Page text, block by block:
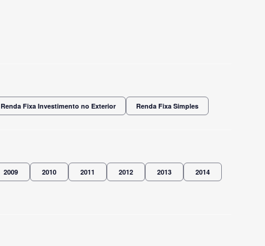
Renda Fixa Investimento no Exterior Renda Fixa Simples
2009 2010 2011 2012 2013 2014